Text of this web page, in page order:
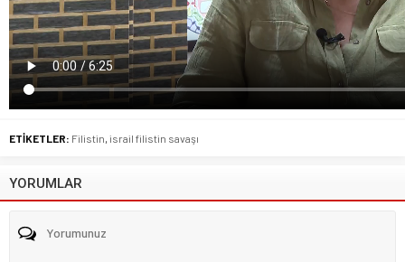
ETİKETLER: Filistin, israil filistin savaşı
YORUMLAR